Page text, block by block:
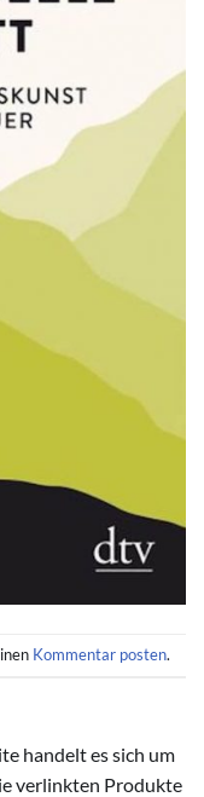
Kommentar posten.
handelt es sich um
verlinkten Produkte